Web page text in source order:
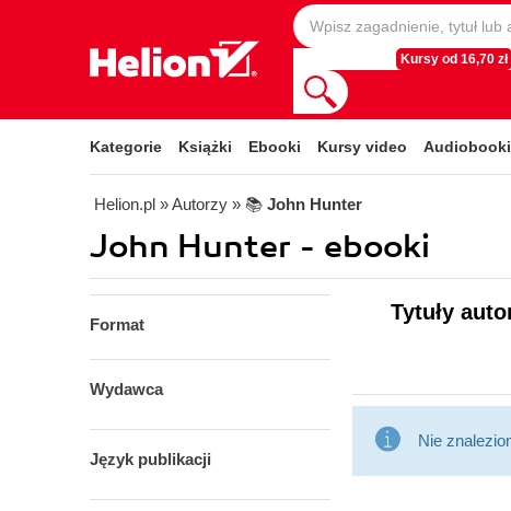
Kursy od 16,70 zł
Kategorie Książki Ebooki Kursy video Audiobooki
Helion.pl » Autorzy » 📚 John Hunter
John Hunter - ebooki
Format
Wydawca
Język publikacji
Tytuły
Nie